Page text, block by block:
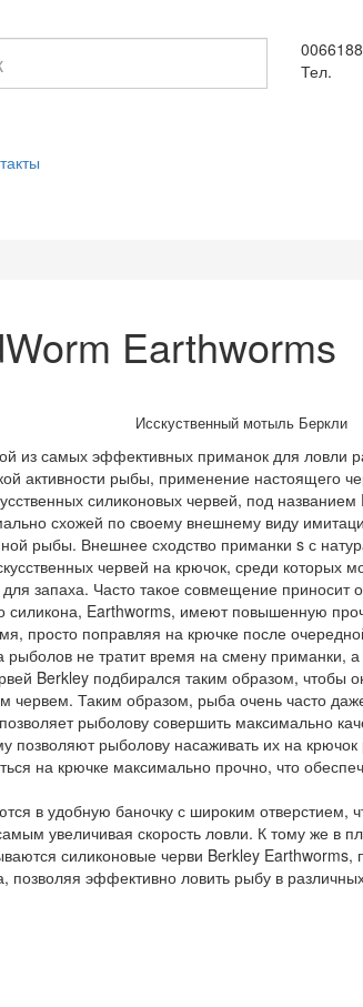
Тел.
Earthworms
Исскуственный мотыль Беркли
из самых эффективных приманок для ловли
активности рыбы, применение настоящего
силиконовых червей, под
схожей по своему внешнему виду
рыбы. Внешнее сходство приманки s с
червей на крючок, среди которых
для запаха. Часто такое совмещение
силикона, Earthworms, имеют повышенную
просто поправляя на крючке после
рыболов не тратит время на смену приманки,
Berkley подбирался таким образом, чтобы
червем. Таким образом, рыба очень часто
рыболову совершить максимально
позволяют рыболову насаживать их на
на крючке максимально прочно, что
в удобную баночку с широким отверстием,
увеличивая скорость ловли. К тому же в
силиконовые черви Berkley
позволяя эффективно ловить рыбу в